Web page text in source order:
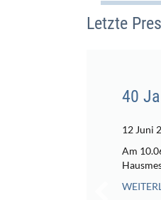
Letzte
40
12 Juni
Am